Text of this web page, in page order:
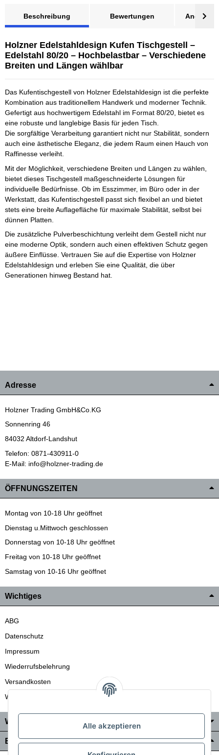
Beschreibung Bewertungen Angebot
Holzner Edelstahldesign Kufen Tischgestell –
Edelstahl 80/20 – Hochbelastbar – Verschiedene
Breiten und Längen wählbar
Das Kufentischgestell von Holzner Edelstahldesign ist die perfekte
Kombination aus traditionellem Handwerk und moderner Technik.
Gefertigt aus hochwertigem Edelstahl im Format 80/20, bietet es
eine robuste und langlebige Basis für jeden Tisch.
Die sorgfältige Verarbeitung garantiert nicht nur Stabilität, sondern
auch eine ästhetische Eleganz, die jedem Raum einen Hauch von
Raffinesse verleiht.
Mit der Möglichkeit, verschiedene Breiten und Längen zu wählen,
bietet dieses Tischgestell maßgeschneiderte Lösungen für
individuelle Bedürfnisse. Ob im Esszimmer, im Büro oder in der
Werkstatt, das Kufentischgestell passt sich flexibel an und bietet
stets eine breite Auflagefläche für maximale Stabilität, selbst bei
dünnen Platten.
Die zusätzliche Pulverbeschichtung verleiht dem Gestell nicht nur
eine moderne Optik, sondern auch einen effektiven Schutz gegen
äußere Einflüsse. Vertrauen Sie auf die Expertise von Holzner
Edelstahldesign und erleben Sie eine Qualität, die über
Generationen hinweg Bestand hat.
Adresse
Holzner Trading GmbH&Co.KG
Sonnenring 46
84032 Altdorf-Landshut
Telefon: 0871-430911-0
E-Mail: info@holzner-trading.de
ÖFFNUNGSZEITEN
Montag von 10-18 Uhr geöffnet
Dienstag u.Mittwoch geschlossen
Donnerstag von 10-18 Uhr geöffnet
Freitag von 10-18 Uhr geöffnet
Samstag von 10-16 Uhr geöffnet
Wichtiges
ABG
Datenschutz
Impressum
Wiederrufsbelehrung
Versandkosten
Wir liefern auch in die Schweiz
Wo Sie uns finden
Bezahlung & Versand
Alle akzeptieren